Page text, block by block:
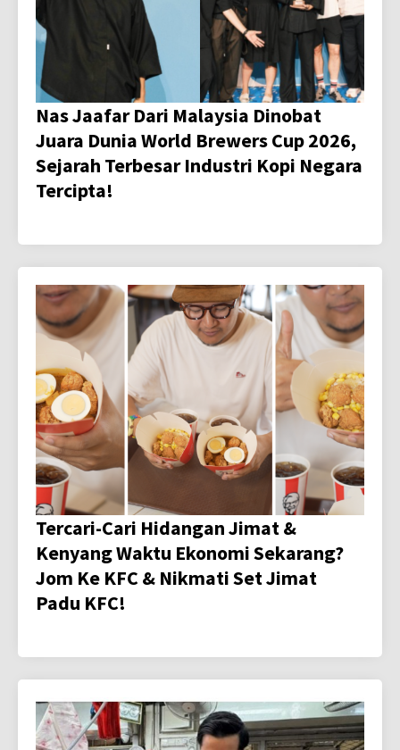
Nas Jaafar Dari Malaysia Dinobat
Juara Dunia World Brewers Cup 2026,
Sejarah Terbesar Industri Kopi Negara
Tercipta!
Tercari-Cari Hidangan Jimat &
Kenyang Waktu Ekonomi Sekarang?
Jom Ke KFC & Nikmati Set Jimat
Padu KFC!